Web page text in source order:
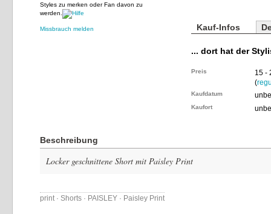
Styles zu merken oder Fan davon zu
werden.
Missbrauch melden Kauf-Infos
... dort hat der
Preis
15 -
(
Kaufdatum
Kaufort
Beschreibung
Locker geschnittene Short mit Paisley Print
print · Shorts · PAISLEY · Paisley Print